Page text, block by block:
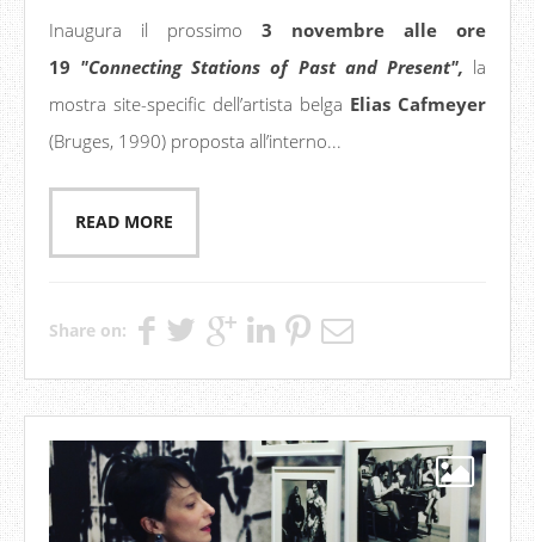
Inaugura il prossimo 3 novembre alle ore
19 "Connecting Stations of Past and Present", la
mostra site-specific dell’artista belga Elias Cafmeyer
(Bruges, 1990) proposta all’interno...
READ MORE
Share on: